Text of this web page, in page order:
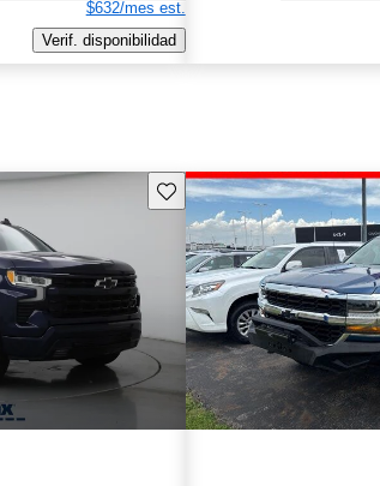
$632/mes est.
Verif. disponibilidad
Guarda este Aviso